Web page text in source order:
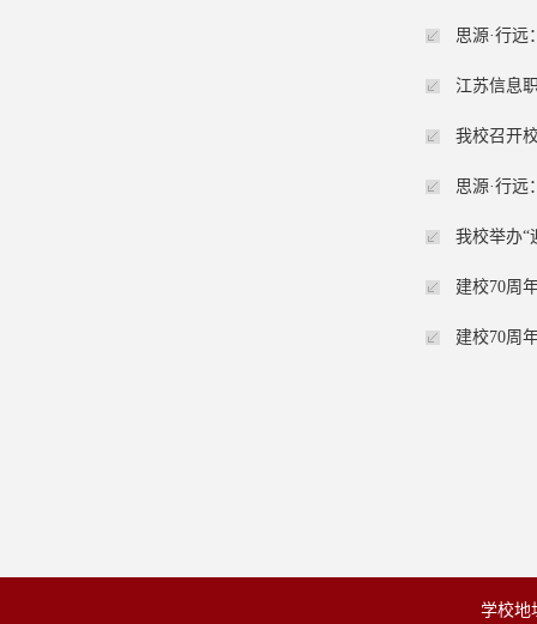
思源·行远
江苏信息
我校召开
思源·行远
我校举办“
建校70周
建校70周
学校地